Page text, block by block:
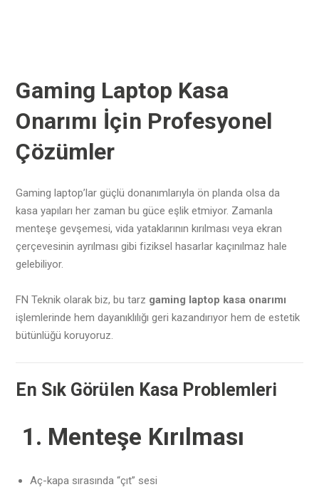
Gaming Laptop Kasa
Onarımı İçin Profesyonel
Çözümler
Gaming laptop’lar güçlü donanımlarıyla ön planda olsa da
kasa yapıları her zaman bu güce eşlik etmiyor. Zamanla
menteşe gevşemesi, vida yataklarının kırılması veya ekran
çerçevesinin ayrılması gibi fiziksel hasarlar kaçınılmaz hale
gelebiliyor.
FN Teknik olarak biz, bu tarz gaming laptop kasa onarımı
işlemlerinde hem dayanıklılığı geri kazandırıyor hem de estetik
bütünlüğü koruyoruz.
En Sık Görülen Kasa Problemleri
1. Menteşe Kırılması
Aç-kapa sırasında “çıt” sesi